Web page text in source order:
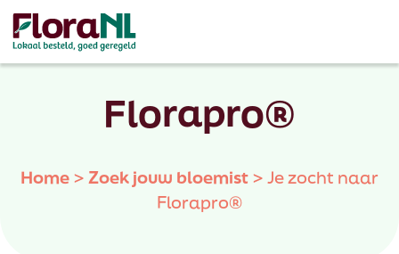
Florapro®
Home>Zoek jouw bloemist>Je zocht naar
Florapro®